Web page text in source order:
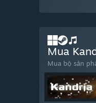
Mua
Mua bộ sản